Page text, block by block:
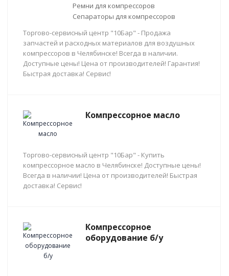
Ремни для компрессоров
Сепараторы для компрессоров
Торгово-сервисный центр "10Бар" - Продажа
запчастей и расходных материалов для воздушных
компрессоров в Челябинске! Всегда в наличии.
Доступные цены! Цена от производителей! Гарантия!
Быстрая доставка! Сервис!
Компрессорное масло
Торгово-сервисный центр "10Бар" - Купить
компрессорное масло в Челябинске! Доступные цены!
Всегда в наличии! Цена от производителей! Быстрая
доставка! Сервис!
Компрессорное
оборудование б/у